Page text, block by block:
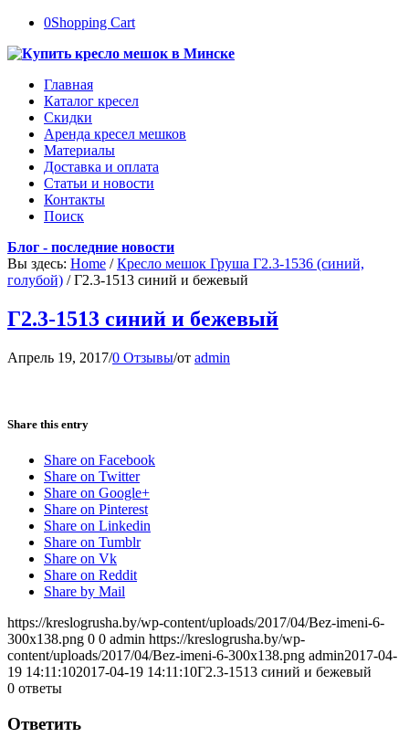
0Shopping Cart
Главная
Каталог кресел
Скидки
Аренда кресел мешков
Материалы
Доставка и оплата
Статьи и новости
Контакты
Поиск
Блог - последние новости
Вы здесь: Home / Кресло мешок Груша Г2.3-1536 (синий,
голубой) / Г2.3-1513 синий и бежевый
Г2.3-1513 синий и бежевый
Апрель 19, 2017/0 Отзывы/от admin
Share this entry
Share on Facebook
Share on Twitter
Share on Google+
Share on Pinterest
Share on Linkedin
Share on Tumblr
Share on Vk
Share on Reddit
Share by Mail
https://kreslogrusha.by/wp-content/uploads/2017/04/Bez-imeni-6-
300x138.png 0 0 admin https://kreslogrusha.by/wp-
content/uploads/2017/04/Bez-imeni-6-300x138.png admin2017-04-
19 14:11:102017-04-19 14:11:10Г2.3-1513 синий и бежевый
0 ответы
Ответить